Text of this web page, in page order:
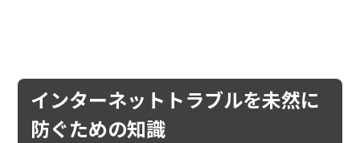
インターネットトラブルを未然に
防ぐための知識